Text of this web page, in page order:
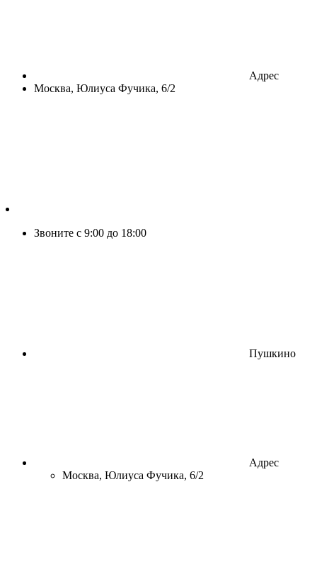
Адрес
Москва, Юлиуса Фучика, 6/2
Звоните с 9:00 до 18:00
Пушкино
Адрес
Москва, Юлиуса Фучика, 6/2